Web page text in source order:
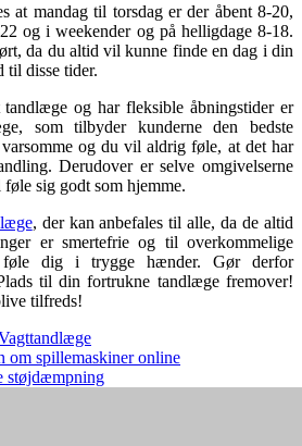
at mandag til torsdag er der åbent 8-20,
og i weekender og på helligdage 8-18.
da du altid vil kunne finde en dag i din
til disse tider.
og har fleksible åbningstider er
som tilbyder kunderne den bedste
og du vil aldrig føle, at det har
Derudover er selve omgivelserne
sig godt som hjemme.
, der kan anbefales til alle, da de altid
er smertefrie og til overkommelige
dig i trygge hænder. Gør derfor
til din fortrukne tandlæge fremover!
tilfreds!
om spillemaskiner online
støjdæmpning